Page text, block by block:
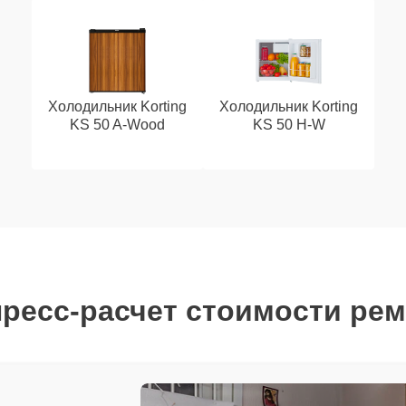
Холодильник Korting
KS 50 A-Wood
Холодильник Korting
KS 50 H-W
расчет стоимости